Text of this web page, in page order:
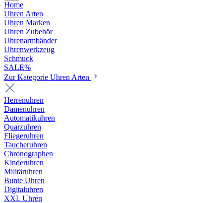
Home
Uhren Arten
Uhren Marken
Uhren Zubehör
Uhrenarmbänder
Uhrenwerkzeug
Schmuck
SALE%
Zur Kategorie Uhren Arten
Herrenuhren
Damenuhren
Automatikuhren
Quarzuhren
Fliegeruhren
Taucheruhren
Chronographen
Kinderuhren
Militäruhren
Bunte Uhren
Digitaluhren
XXL Uhren